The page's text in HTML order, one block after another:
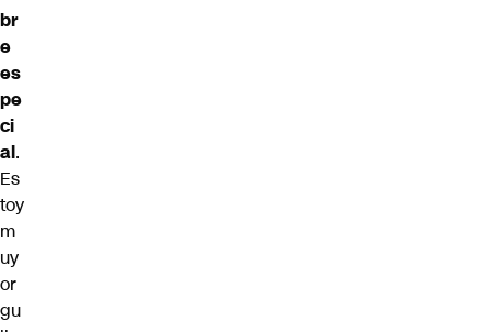
br
e
es
pe
ci
al.
Es
toy
m
uy
or
gu